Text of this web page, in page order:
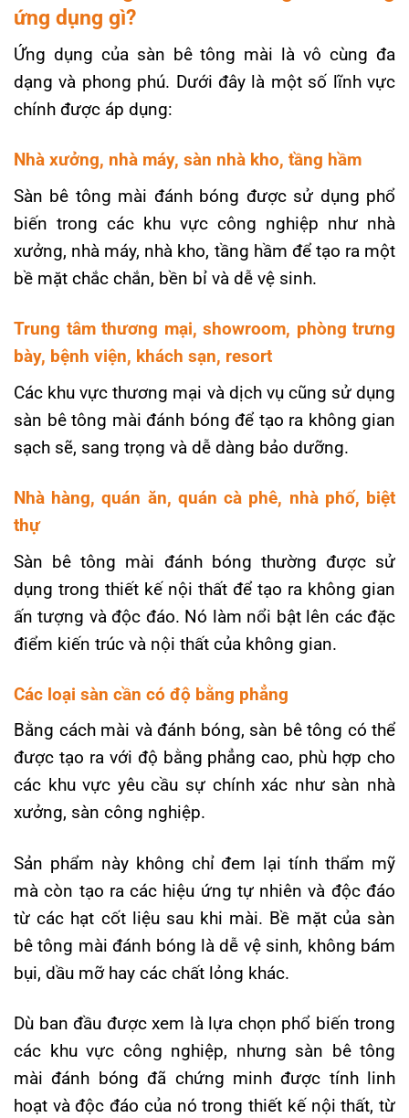
ứng dụng gì?
Ứng dụng của sàn bê tông mài là vô cùng đa
dạng và phong phú. Dưới đây là một số lĩnh vực
chính được áp dụng:
Nhà xưởng, nhà máy, sàn nhà kho, tầng hầm
Sàn bê tông mài đánh bóng được sử dụng phổ
biến trong các khu vực công nghiệp như nhà
xưởng, nhà máy, nhà kho, tầng hầm để tạo ra một
bề mặt chắc chắn, bền bỉ và dễ vệ sinh.
Trung tâm thương mại, showroom, phòng trưng
bày, bệnh viện, khách sạn, resort
Các khu vực thương mại và dịch vụ cũng sử dụng
sàn bê tông mài đánh bóng để tạo ra không gian
sạch sẽ, sang trọng và dễ dàng bảo dưỡng.
Nhà hàng, quán ăn, quán cà phê, nhà phố, biệt
thự
Sàn bê tông mài đánh bóng thường được sử
dụng trong thiết kế nội thất để tạo ra không gian
ấn tượng và độc đáo. Nó làm nổi bật lên các đặc
điểm kiến trúc và nội thất của không gian.
Các loại sàn cần có độ bằng phẳng
Bằng cách mài và đánh bóng, sàn bê tông có thể
được tạo ra với độ bằng phẳng cao, phù hợp cho
các khu vực yêu cầu sự chính xác như sàn nhà
xưởng, sàn công nghiệp.
Sản phẩm này không chỉ đem lại tính thẩm mỹ
mà còn tạo ra các hiệu ứng tự nhiên và độc đáo
từ các hạt cốt liệu sau khi mài. Bề mặt của sàn
bê tông mài đánh bóng là dễ vệ sinh, không bám
bụi, dầu mỡ hay các chất lỏng khác.
Dù ban đầu được xem là lựa chọn phổ biến trong
các khu vực công nghiệp, nhưng sàn bê tông
mài đánh bóng đã chứng minh được tính linh
hoạt và độc đáo của nó trong thiết kế nội thất, từ